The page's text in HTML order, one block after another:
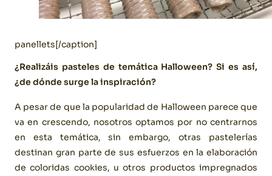
panellets[/caption]
¿Realizáis pasteles de temática Halloween? Si es así,
¿de dónde surge la inspiración?
A pesar de que la popularidad de Halloween parece que
va en crescendo, nosotros optamos por no centrarnos
en esta temática, sin embargo, otras pastelerías
destinan gran parte de sus esfuerzos en la elaboración
de coloridas cookies, u otros productos impregnados